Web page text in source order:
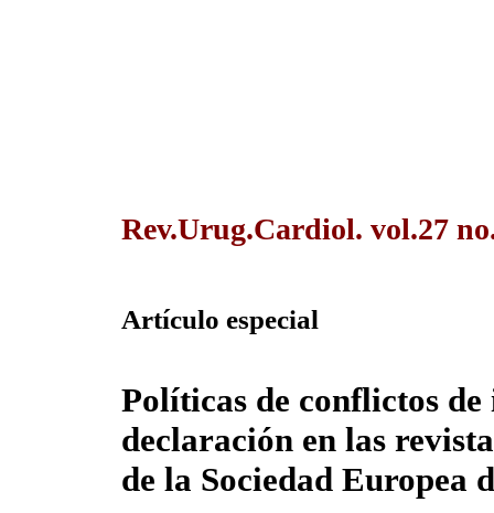
Rev.Urug.Cardiol. vol.27
Artículo especial
Políticas de conflictos
declaración en las
de la Sociedad Europea